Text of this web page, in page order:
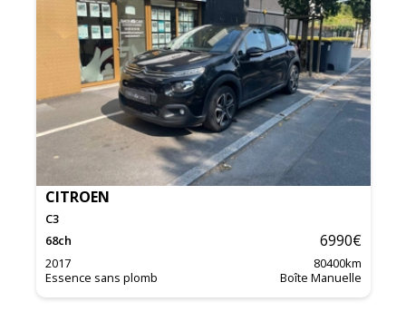
CITROEN
C3
68ch 6990€
2017 80400km
Essence sans plomb
Boîte Manuelle